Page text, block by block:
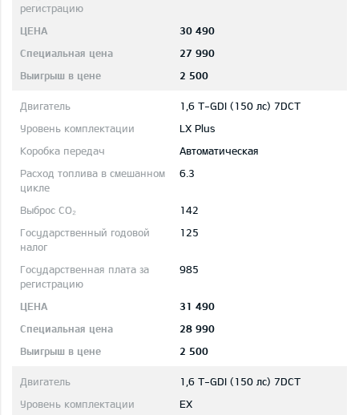
30 490
27 990
2 500
1,6 T-GDI (150 лс) 7DCT
LX Plus
Автоматическая
6.3
142
125
985
31 490
28 990
2 500
1,6 T-GDI (150 лс) 7DCT
EX